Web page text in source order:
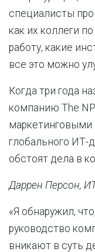
специалисты
как их коллеги
работу, какие
все это можно
Когда три года
компанию The
маркетинговыми
глобального ИТ-
обстоят дела в
Даррен Персон,
«Я обнаружил,
руководство
вникают в суть